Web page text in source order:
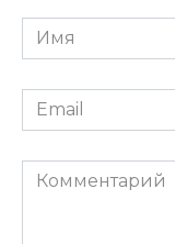
Имя
*
Email
*
Комментарий